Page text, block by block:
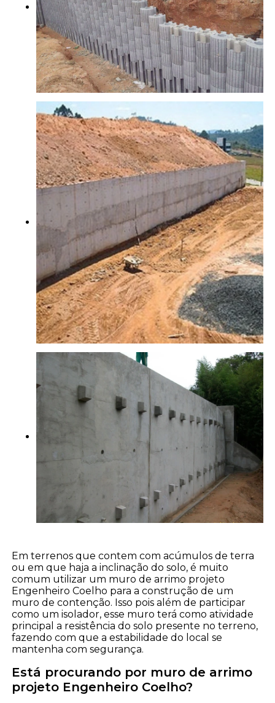
Em terrenos que contem com acúmulos de terra
ou em que haja a inclinação do solo, é muito
comum utilizar um muro de arrimo projeto
Engenheiro Coelho para a construção de um
muro de contenção. Isso pois além de participar
como um isolador, esse muro terá como atividade
principal a resistência do solo presente no terreno,
fazendo com que a estabilidade do local se
mantenha com segurança.
Está procurando por muro de arrimo
projeto Engenheiro Coelho?